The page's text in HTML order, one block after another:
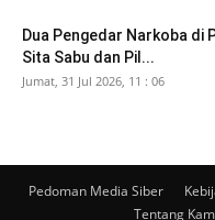
Dua Pengedar Narkoba di
Sita Sabu dan Pil...
Jumat, 31 Jul 2026, 11 : 06
Pedoman Media Siber
Tentang